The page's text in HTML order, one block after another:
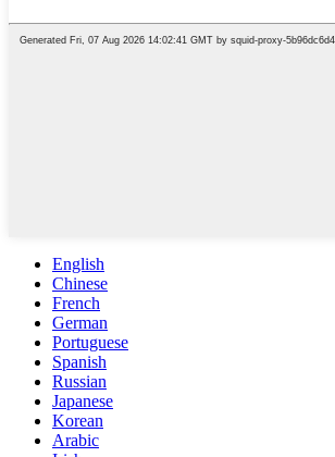
English
Chinese
French
German
Portuguese
Spanish
Russian
Japanese
Korean
Arabic